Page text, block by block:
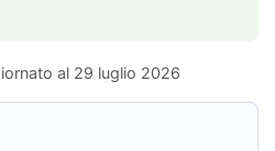
al 29 luglio 2026